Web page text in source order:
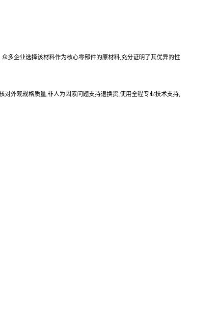
多企业选择该材料作为核心零部件的原材料,充分证明了其优异的性
外观规格质量,非人为因素问题支持退换货,使用全程专业技术支持,